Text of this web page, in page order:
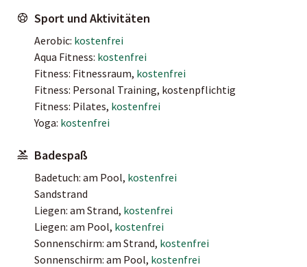
Sport und Aktivitäten
Aerobic: kostenfrei
Aqua Fitness: kostenfrei
Fitness: Fitnessraum, kostenfrei
Fitness: Personal Training, kostenpflichtig
Fitness: Pilates, kostenfrei
Yoga: kostenfrei
Badespaß
Badetuch: am Pool, kostenfrei
Sandstrand
Liegen: am Strand, kostenfrei
Liegen: am Pool, kostenfrei
Sonnenschirm: am Strand, kostenfrei
Sonnenschirm: am Pool, kostenfrei